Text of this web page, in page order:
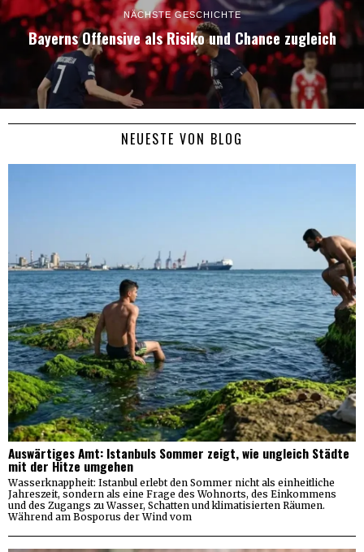
NÄCHSTE GESCHICHTE
Bayerns Offensive als Risiko und Chance zugleich
NEUESTE VON BLOG
Auswärtiges Amt: Istanbuls Sommer zeigt, wie ungleich Städte
mit der Hitze umgehen
Wasserknappheit: Istanbul erlebt den Sommer nicht als einheitliche
Jahreszeit, sondern als eine Frage des Wohnorts, des Einkommens
und des Zugangs zu Wasser, Schatten und klimatisierten Räumen.
Während am Bosporus der Wind vom